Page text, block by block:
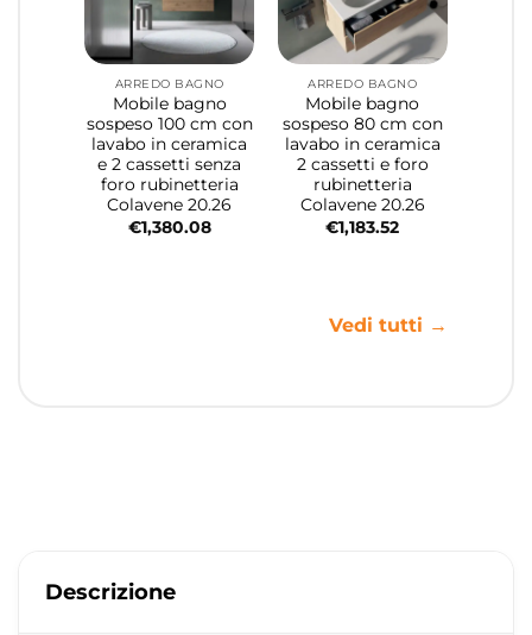
ARREDO BAGNO
Mobile bagno
sospeso 100 cm con
lavabo in ceramica
e 2 cassetti senza
foro rubinetteria
Colavene 20.26
€1,380.08
ARREDO BAGNO
Mobile bagno
sospeso 80 cm con
lavabo in ceramica
2 cassetti e foro
rubinetteria
Colavene 20.26
€1,183.52
Vedi tutti →
Descrizione